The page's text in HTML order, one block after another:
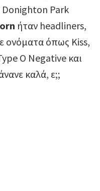
Donighton Park
ήταν headliners,
ονόματα όπως Kiss,
O Negative και
καλά, ε;;